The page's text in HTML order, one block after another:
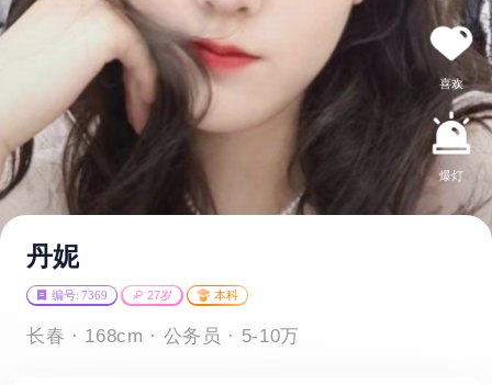
喜欢
爆灯
丹妮
编号: 7369 27岁 本科
长春 · 168cm · 公务员 · 5-10万